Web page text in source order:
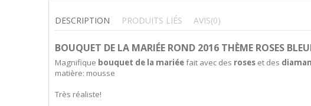
DESCRIPTION PRODUITS LIÉS AVIS(0)
BOUQUET DE LA MARIÉE ROND 2016 THÈME ROSES
Magnifique bouquet de la mariéefait avec des roses et des
matière: mousse
Très réaliste!